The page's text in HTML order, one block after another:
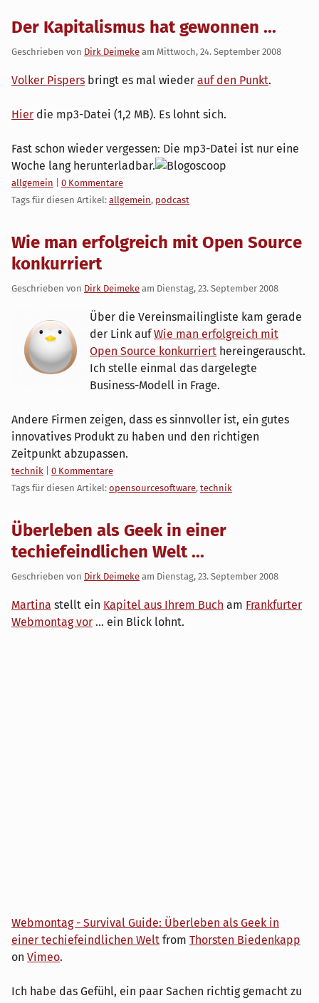
Der Kapitalismus hat gewonnen ...
Geschrieben von Dirk Deimeke am Mittwoch, 24. September 2008
Volker Pispers bringt es mal wieder auf den Punkt.
Hier die mp3-Datei (1,2 MB). Es lohnt sich.
Fast schon wieder vergessen: Die mp3-Datei ist nur eine
Woche lang herunterladbar.
Kategorien:
allgemein
0 Kommentare
Tags für diesen Artikel: allgemein, podcast
Wie man erfolgreich mit Open Source
konkurriert
Geschrieben von Dirk Deimeke am Dienstag, 23. September 2008
Über die Vereinsmailingliste kam gerade
der Link aufWie man erfolgreich mit
Open Source konkurriert hereingerauscht.
Ich stelle einmal das dargelegte
Business-Modell in Frage.
Andere Firmen zeigen, dass es sinnvoller ist, ein gutes
innovatives Produkt zu haben und den richtigen
Zeitpunkt abzupassen.
Kategorien:
technik
0 Kommentare
Tags für diesen Artikel: opensourcesoftware, technik
Überleben als Geek in einer
techiefeindlichen Welt ...
Geschrieben von Dirk Deimeke am Dienstag, 23. September 2008
Martina stellt ein Kapitel aus Ihrem Buch am Frankfurter
Webmontag vor ... ein Blick lohnt.
Webmontag - Survival Guide: Überleben als Geek in
einer techiefeindlichen Welt from Thorsten Biedenkapp
on Vimeo.
Ich habe das Gefühl, ein paar Sachen richtig gemacht zu